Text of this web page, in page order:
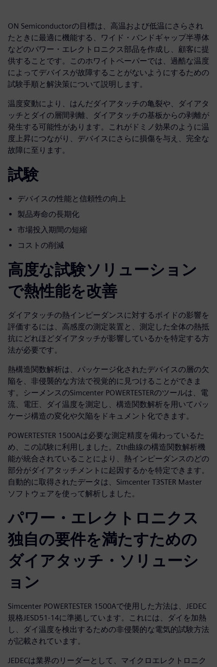
ON Semiconductorの目標は、高温および低温にさらされ
たときに最適に機能する、ワイド・バンドギャップ半導体
などのパワー・エレクトロニクス部品を作成し、顧客に提
供することです。このホワイトペーパーでは、過酷な温度
によってデバイスが故障することがないようにするための
試験手順と解決策について説明します。
温度変動により、はんだダイアタッチの亀裂や、ダイアタ
ッチとダイの層間剥離、ダイアタッチの基板からの剥離が
発生する可能性があります。これがドミノ効果のように温
度上昇につながり、デバイスにさらに損傷を与え、完全な
故障に至ります。
試験
デバイスの性能と信頼性の向上
製品寿命の長期化
市場投入期間の短縮
コストの削減
高度な試験ソリューション
で熱性能を改善
ダイアタッチの熱インピーダンスに対するボイドの影響を
評価するには、高感度の測定装置と、測定した全体の熱抵
抗にどれほどダイアタッチが影響しているかを特定する方
法が必要です。
熱構造関数解析は、パッケージ化されたデバイスの層の欠
陥を、非侵襲的な方法で視覚的に見つけることができま
す。シーメンスのSimcenter POWERTESTERのツールは、電
流、電圧、ダイ温度を測定し、構造関数解析を用いてパッ
ケージ構造の変化や欠陥をドキュメント化できます。
POWERTESTER 1500Aは必要な測定精度を備わっているた
め、この試験に利用しました。Zth曲線の構造関数解析機
能が統合されていることにより、熱インピーダンスのどの
部分がダイアタッチメントに起因するかを特定できます。
自動的に取得されたデータは、Simcenter T3STER Master
ソフトウェアを使って解析しました。
パワー・エレクトロニクス
独自の要件を満たすための
ダイアタッチ・ソリューシ
ョン
Simcenter POWERTESTER 1500Aで使用した方法は、JEDEC
規格JESD51-14に準拠しています。これには、ダイを加熱
し、ダイ温度を検出するための非侵襲的な電気的試験方法
が記載されています。
JEDECは業界のリーダーとして、マイクロエレクトロニク